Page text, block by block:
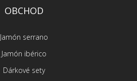
OBCHOD
Jamón serrano
Jamón ibérico
Dárkové sety